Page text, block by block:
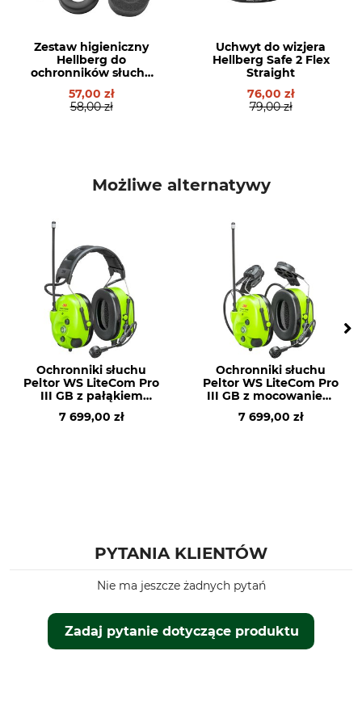
Zestaw higieniczny
Hellberg do
ochronników słuchu
Secure 1 + 2
57,00 zł
58,00 zł
Uchwyt do wizjera
Hellberg Safe 2 Flex
Straight
76,00 zł
79,00 zł
Możliwe alternatywy
Ochronniki słuchu
Peltor WS LiteCom Pro
III GB z pałąkiem
nagłownym
7 699,00 zł
Ochronniki słuchu
Peltor WS LiteCom Pro
III GB z mocowaniem
7 699,00 zł
PYTANIA KLIENTÓW
Zadaj pytanie dotyczące produktu
Nie ma jeszcze żadnych pytań